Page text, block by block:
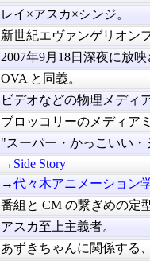
レイ×アスカ×シンジ。
新世紀エヴァンゲリオン
2007年9月18日深夜に放
OVA と同義。
ビデオなどの物理メディ
ブロッコリーのメディア
"スーパー・かっこいい・
→ Side Story
→代々木アニメーション
番組と CM の繋ぎめの定
アスカ至上主義者。
あずきちゃんに関係する